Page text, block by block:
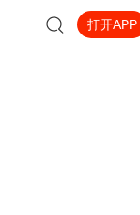
打开APP